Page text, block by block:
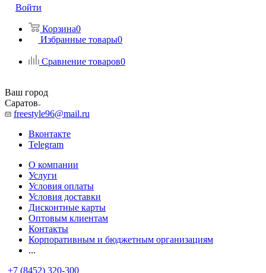
Войти
Корзина0
Избранные товары0
Сравнение товаров0
Ваш город
Саратов
freestyle96@mail.ru
Вконтакте
Telegram
О компании
Услуги
Условия оплаты
Условия доставки
Дисконтные карты
Оптовым клиентам
Контакты
Корпоративным и бюджетным организациям
...
+7 (8452) 320-300